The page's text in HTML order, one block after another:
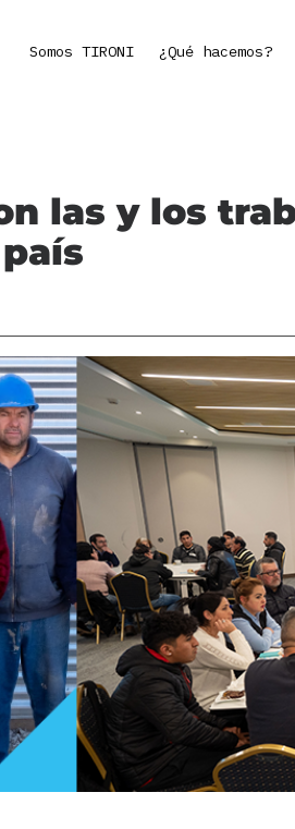
Somos TIRONI ¿Qué hacemos?
las y los